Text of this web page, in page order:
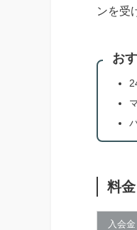
ンを受
お
料金
入会金